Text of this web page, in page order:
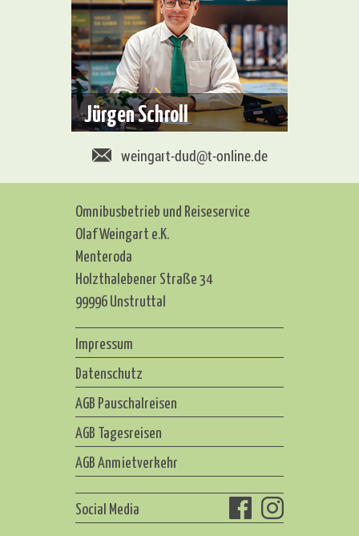
Jürgen Schroll
weingart-dud@t-online.de
Omnibusbetrieb und Reiseservice
Olaf Weingart e.K.
Menteroda
Holzthalebener Straße 34
99996 Unstruttal
Impressum
Datenschutz
AGB Pauschalreisen
AGB Tagesreisen
AGB Anmietverkehr
Social Media